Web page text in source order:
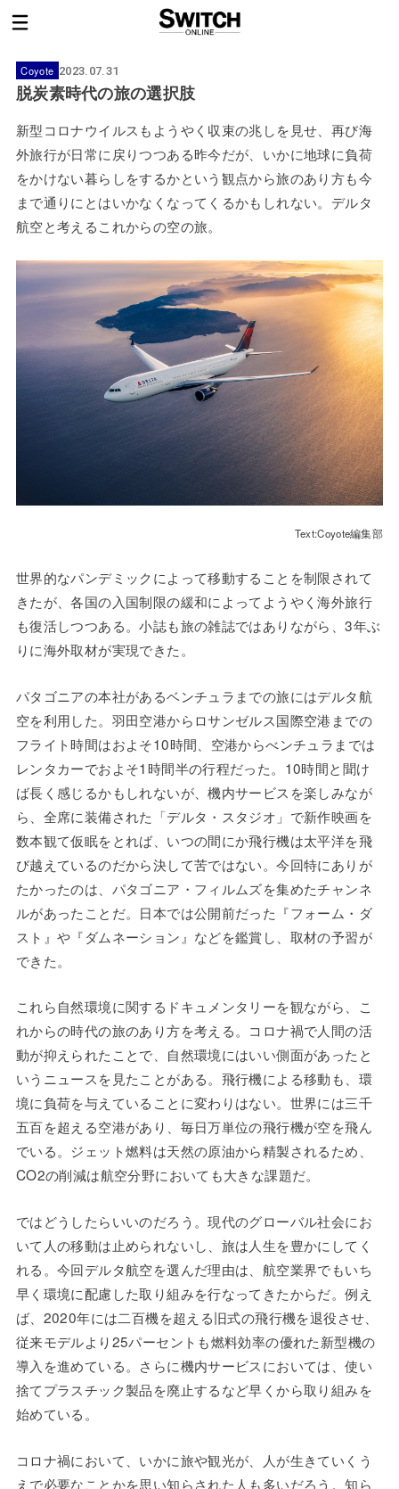
Coyote 2023.07.31
脱炭素時代の旅の選択肢
新型コロナウイルスもようやく収束の兆しを見せ、再び海
外旅行が日常に戻りつつある昨今だが、いかに地球に負荷
をかけない暮らしをするかという観点から旅のあり方も今
まで通りにとはいかなくなってくるかもしれない。デルタ
航空と考えるこれからの空の旅。
Text:Coyote編集部
世界的なパンデミックによって移動することを制限されて
きたが、各国の入国制限の緩和によってようやく海外旅行
も復活しつつある。小誌も旅の雑誌ではありながら、3年ぶ
りに海外取材が実現できた。
パタゴニアの本社があるベンチュラまでの旅にはデルタ航
空を利用した。羽田空港からロサンゼルス国際空港までの
フライト時間はおよそ10時間、空港からべンチュラまでは
レンタカーでおよそ1時間半の行程だった。10時間と聞け
ば長く感じるかもしれないが、機内サービスを楽しみなが
ら、全席に装備された「デルタ・スタジオ」で新作映画を
数本観て仮眠をとれば、いつの間にか飛行機は太平洋を飛
び越えているのだから決して苦ではない。今回特にありが
たかったのは、パタゴニア・フィルムズを集めたチャンネ
ルがあったことだ。日本では公開前だった『フォーム・ダ
スト』や『ダムネーション』などを鑑賞し、取材の予習が
できた。
これら自然環境に関するドキュメンタリーを観ながら、こ
れからの時代の旅のあり方を考える。コロナ禍で人間の活
動が抑えられたことで、自然環境にはいい側面があったと
いうニュースを見たことがある。飛行機による移動も、環
境に負荷を与えていることに変わりはない。世界には三千
五百を超える空港があり、毎日万単位の飛行機が空を飛ん
でいる。ジェット燃料は天然の原油から精製されるため、
CO2の削減は航空分野においても大きな課題だ。
ではどうしたらいいのだろう。現代のグローバル社会にお
いて人の移動は止められないし、旅は人生を豊かにしてく
れる。今回デルタ航空を選んだ理由は、航空業界でもいち
早く環境に配慮した取り組みを行なってきたからだ。例え
ば、2020年には二百機を超える旧式の飛行機を退役させ、
従来モデルより25パーセントも燃料効率の優れた新型機の
導入を進めている。さらに機内サービスにおいては、使い
捨てプラスチック製品を廃止するなど早くから取り組みを
始めている。
コロナ禍において、いかに旅や観光が、人が生きていくう
えで必要なことかを思い知らされた人も多いだろう。知ら